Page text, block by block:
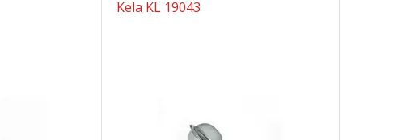
Kela KL 19043